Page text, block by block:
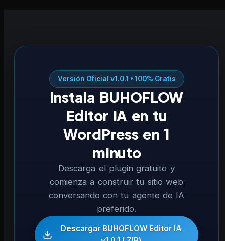
Versión Oficial v1.0.1 • 100% Gratis
Instala BUHOFLOW
Editor IA en tu
WordPress en 1
minuto
Descarga el plugin gratuito y
comienza a construir tu sitio web
conversando con tu agente de IA
preferido.
Descargar BUHOFLOW Editor IA